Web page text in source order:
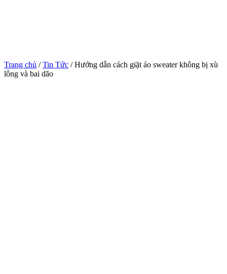
Trang chủ /Tin Tức / Hướng dẫn cách giặt áo sweater không bị xù
lông và bai dão